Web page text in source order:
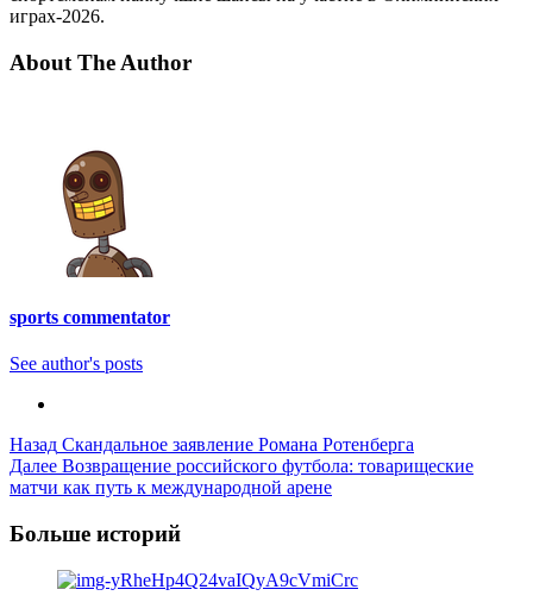
играх-2026.
About The Author
sports commentator
See author's posts
Post
Navigation
Назад Скандальное заявление Романа Ротенберга
Далее Возвращение российского футбола: товарищеские
матчи как путь к международной арене
Больше историй